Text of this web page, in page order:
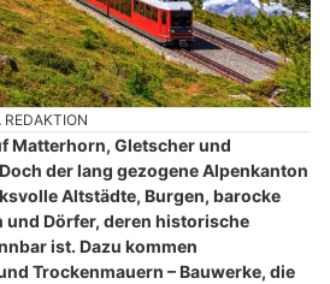
REDAKTION
Matterhorn, Gletscher und
der lang gezogene Alpenkanton
Altstädte, Burgen, barocke
und Dörfer, deren historische
ist. Dazu kommen
Trockenmauern – Bauwerke, die